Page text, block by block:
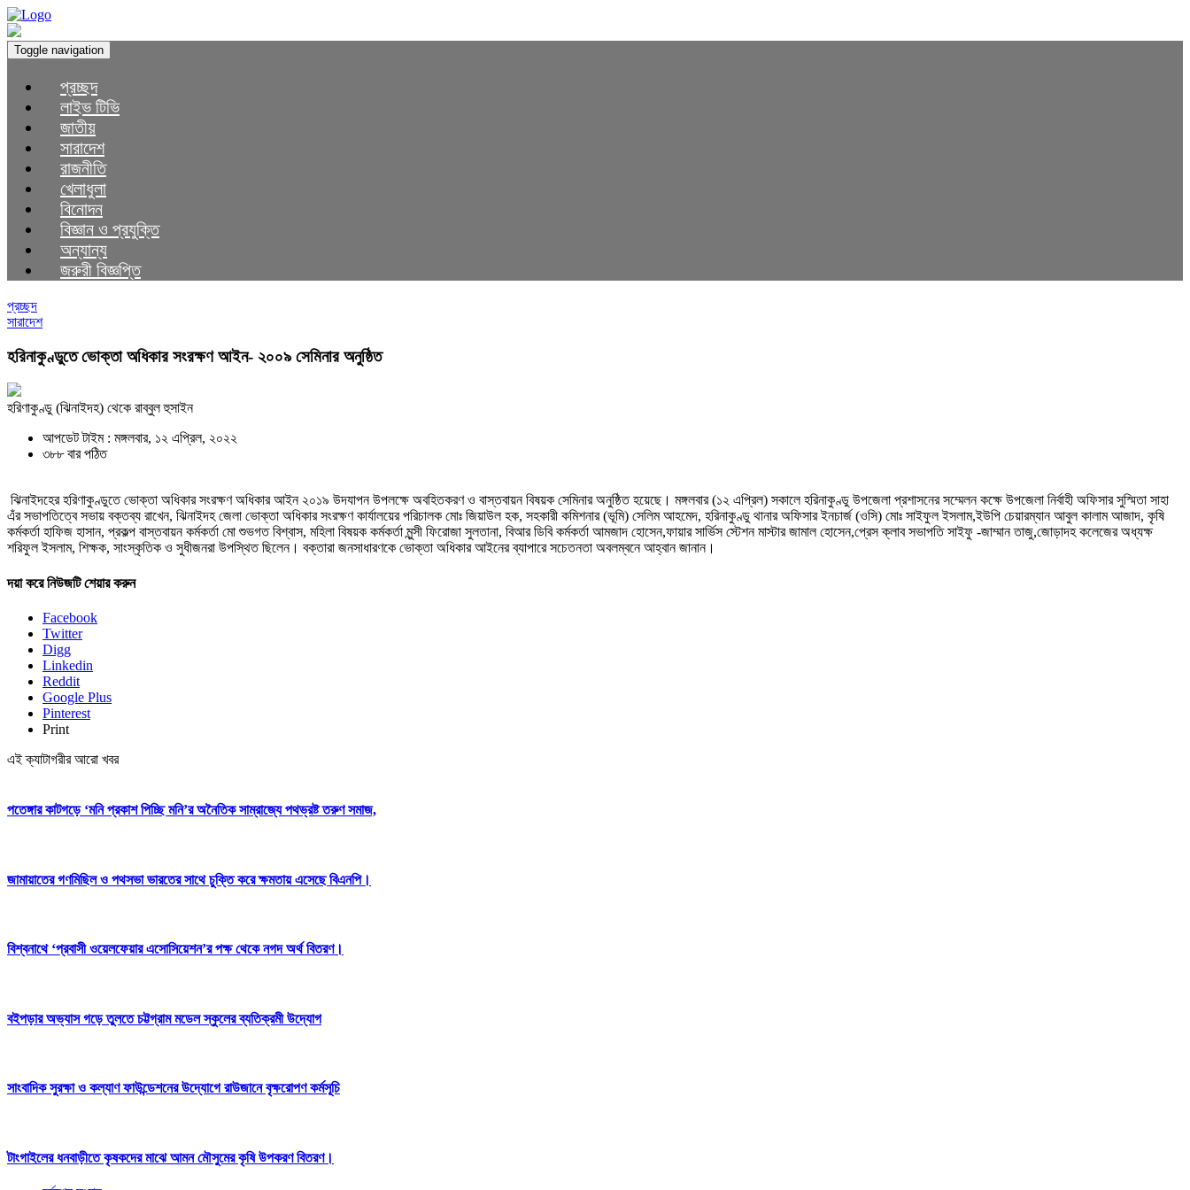
Toggle navigation
প্রচ্ছদ
লাইভ টিভি
জাতীয়
সারাদেশ
রাজনীতি
খেলাধুলা
বিনোদন
বিজ্ঞান ও প্রযুক্তি
অন্যান্য
জরুরী বিজ্ঞপ্তি
প্রচ্ছদ
সারাদেশ
হরিনাকুণ্ডুতে ভোক্তা অধিকার সংরক্ষণ আইন- ২০০৯ সেমিনার অনুষ্ঠিত
হরিণাকুণ্ডু (ঝিনাইদহ) থেকে রাব্বুল হুসাইন
আপডেট টাইম : মঙ্গলবার, ১২ এপ্রিল, ২০২২
৩৮৮ বার পঠিত
ঝিনাইদহের হরিণাকুণ্ডুতে ভোক্তা অধিকার সংরক্ষণ অধিকার আইন ২০১৯ উদযাপন উপলক্ষে অবহিতকরণ ও বাস্তবায়ন বিষয়ক সেমিনার অনুষ্ঠিত হয়েছে। মঙ্গলবার (১২ এপ্রিল) সকালে হরিনাকুণ্ডু উপজেলা প্রশাসনের সম্মেলন কক্ষে উপজেলা নির্বাহী অফিসার সুস্মিতা সাহা
এঁর সভাপতিত্বে সভায় বক্তব্য রাখেন, ঝিনাইদহ জেলা ভোক্তা অধিকার সংরক্ষণ কার্যালয়ের পরিচালক মোঃ জিয়াউল হক, সহকারী কমিশনার (ভূমি) সেলিম আহমেদ, হরিনাকুণ্ডু থানার অফিসার ইনচার্জ (ওসি) মোঃ সাইফুল ইসলাম,ইউপি চেয়ারম্যান আবুল কালাম আজাদ, কৃষি
কর্মকর্তা হাফিজ হাসান, প্রকল্প বাস্তবায়ন কর্মকর্তা মো শুভগত বিশ্বাস, মহিলা বিষয়ক কর্মকর্তা মুন্সী ফিরোজা সুলতানা, বিআর ডিবি কর্মকর্তা আমজাদ হোসেন,ফায়ার সার্ভিস স্টেশন মাস্টার জামাল হোসেন,প্রেস ক্লাব সভাপতি সাইফু -জাম্মান তাজু,জোড়াদহ কলেজের অধ্যক্ষ
শরিফুল ইসলাম, শিক্ষক, সাংস্কৃতিক ও সুধীজনরা উপস্থিত ছিলেন। বক্তারা জনসাধারণকে ভোক্তা অধিকার আইনের ব্যাপারে সচেতনতা অবলম্বনে আহ্বান জানান।
দয়া করে নিউজটি শেয়ার করুন
Facebook
Twitter
Digg
Linkedin
Reddit
Google Plus
Pinterest
Print
এই ক্যাটাগরীর আরো খবর
পতেঙ্গার কাটগড়ে ‘মনি প্রকাশ পিচ্ছি মনি’র অনৈতিক সাম্রাজ্যে পথভ্রষ্ট তরুণ সমাজ,
জামায়াতের গণমিছিল ও পথসভা ভারতের সাথে চুক্তি করে ক্ষমতায় এসেছে বিএনপি।
বিশ্বনাথে ‘প্রবাসী ওয়েলফেয়ার এসোসিয়েশন’র পক্ষ থেকে নগদ অর্থ বিতরণ।
বইপড়ার অভ্যাস গড়ে তুলতে চট্টগ্রাম মডেল স্কুলের ব্যতিক্রমী উদ্যোগ
সাংবাদিক সুরক্ষা ও কল্যাণ ফাউন্ডেশনের উদ্যোগে রাউজানে বৃক্ষরোপণ কর্মসূচি
টাংগাইলের ধনবাড়ীতে কৃষকদের মাঝে আমন মৌসুমের কৃষি উপকরণ বিতরণ।